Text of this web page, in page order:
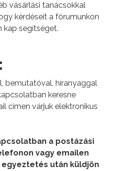
vásárlási tanácsokkal
kérdéseit a fórumunkon
kap segítséget.
bemutatóval, híranyaggal
keresne
címen várjuk elektronikus
a postázási
vagy emailen
után küldjön